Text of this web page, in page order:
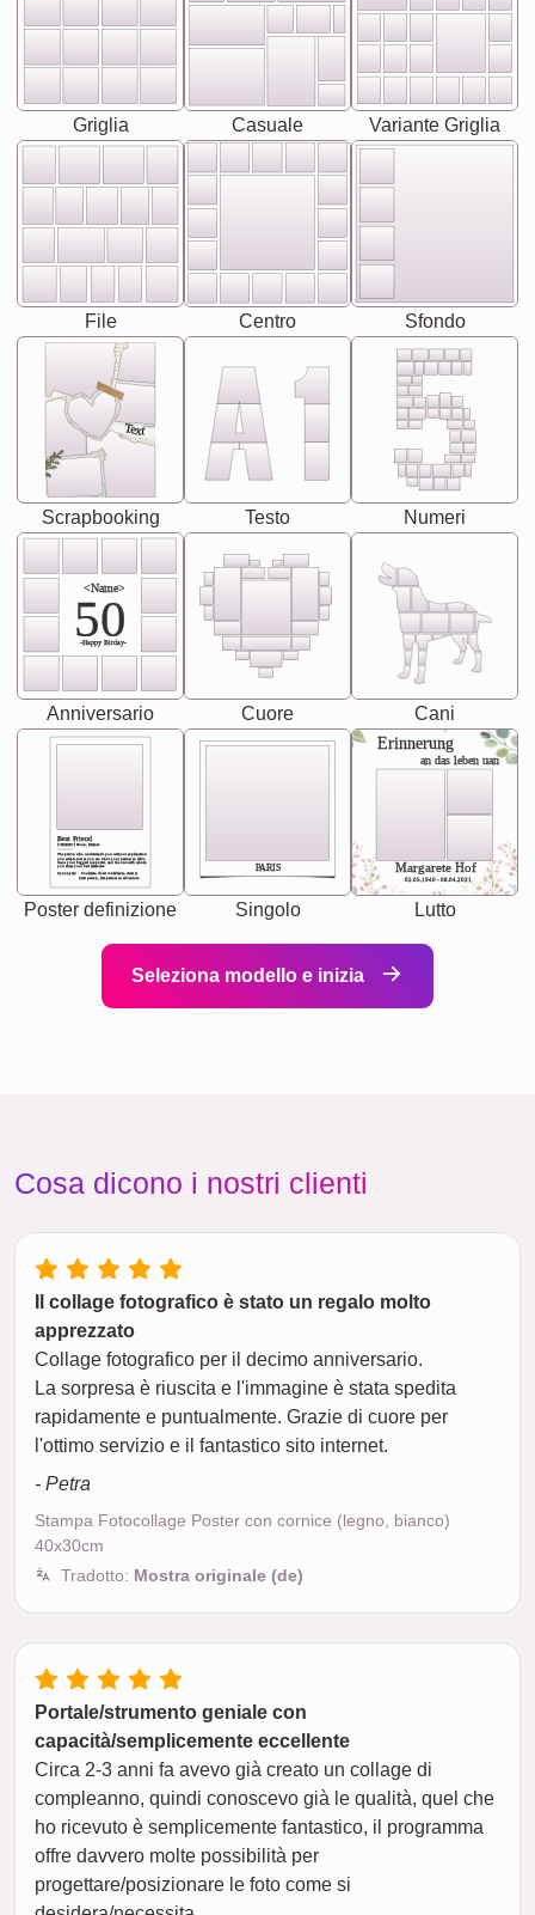
Griglia Casuale Variante Griglia
File Centro Sfondo
Text
Scrapbooking Testo Numeri
<Name>
50
-Happy Birday-
Anniversario Cuore Cani
Best Friend
[<NAME>] Noun, feminie
Synonyms: Soulmate, closet confidante, sister at
heart person, life partner in adventure.
The person who understands you without explanation
you accepts just as you are. She's your partner in life's,
chaos your biggest supporter, and the one with whom
you share your best memories.
Poster definizione
PARIS
Singolo
Erinnerung
an das leben uan
Margarete Hof
02.05.1940 - 08.04.2021
Lutto
Seleziona modello e inizia
Cosa dicono i nostri clienti
Il collage fotografico è stato un regalo molto
apprezzato
Collage fotografico per il decimo anniversario.
La sorpresa è riuscita e l'immagine è stata spedita
rapidamente e puntualmente. Grazie di cuore per
l'ottimo servizio e il fantastico sito internet.
- Petra
Stampa Fotocollage Poster con cornice (legno, bianco)
40x30cm
Tradotto: Mostra originale (de)
Portale/strumento geniale con
capacità/semplicemente eccellente
Circa 2-3 anni fa avevo già creato un collage di
compleanno, quindi conoscevo già le qualità, quel che
ho ricevuto è semplicemente fantastico, il programma
offre davvero molte possibilità per
progettare/posizionare le foto come si